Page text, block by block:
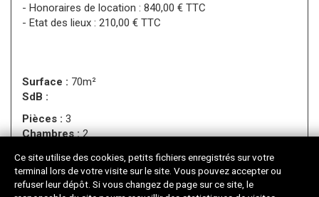
Ce site utilise des cookies, petits fichiers enregistrés sur votre
terminal lors de votre visite sur le site. Vous pouvez accepter ou
refuser leur dépôt. Si vous changez de page sur ce site, le
- Honoraires de location : 840,00 € TTC
- Etat des lieux : 210,00 € TTC
Surface : 70m²
SdB :
Pièces : 3
Chambres :2
Étage :8
Ascenseur :-